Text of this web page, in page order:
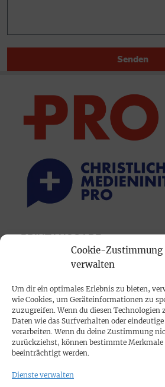
Cookie-Zustimmung
verwalten
Um dir ein optimales Erlebnis zu bieten,
wie Cookies, um Geräteinformationen zu
zuzugreifen. Wenn du diesen
Daten wie das Surfverhalten oder
verarbeiten. Wenn du deine Zustimmung
zurückziehst, können bestimmte
beeinträchtigt werden.
Dienste verwalten
Senden
PRINTAUSGABE
Mediadaten
PROKOMPAKT
Impressum
SPENDEN